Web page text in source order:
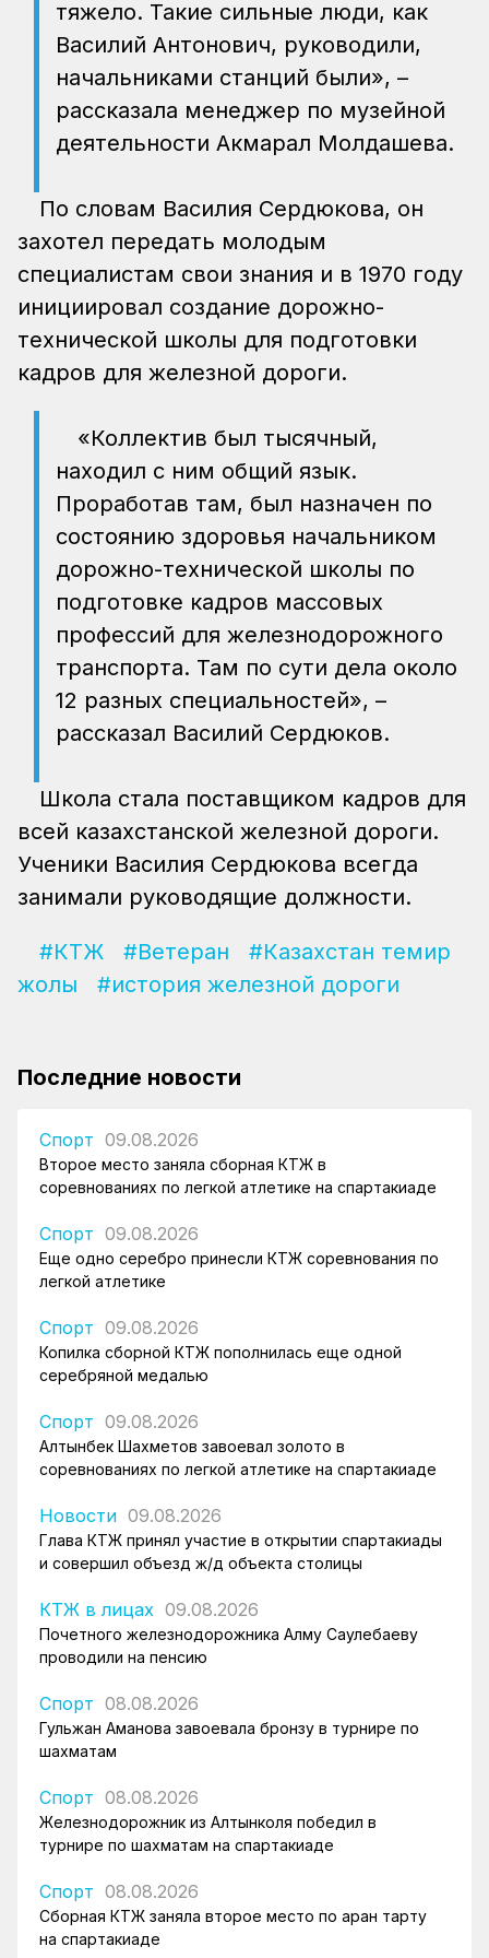
тяжело. Такие сильные люди, как
Василий Антонович, руководили,
начальниками станций были», –
рассказала менеджер по музейной
деятельности Акмарал Молдашева.
По словам Василия Сердюкова, он
захотел передать молодым
специалистам свои знания и в 1970 году
инициировал создание дорожно-
технической школы для подготовки
кадров для железной дороги.
«Коллектив был тысячный,
находил с ним общий язык.
Проработав там, был назначен по
состоянию здоровья начальником
дорожно-технической школы по
подготовке кадров массовых
профессий для железнодорожного
транспорта. Там по сути дела около
12 разных специальностей», –
рассказал Василий Сердюков.
Школа стала поставщиком кадров для
всей казахстанской железной дороги.
Ученики Василия Сердюкова всегда
занимали руководящие должности.
#КТЖ #Ветеран
#Казахстан темир
жолы
#история железной дороги
Последние новости
Спорт 09.08.2026
Второе место заняла сборная КТЖ в
соревнованиях по легкой атлетике на спартакиаде
Спорт 09.08.2026
Еще одно серебро принесли КТЖ соревнования по
легкой атлетике
Спорт 09.08.2026
Копилка сборной КТЖ пополнилась еще одной
серебряной медалью
Спорт 09.08.2026
Алтынбек Шахметов завоевал золото в
соревнованиях по легкой атлетике на спартакиаде
Новости 09.08.2026
Глава КТЖ принял участие в открытии спартакиады
и совершил объезд ж/д объекта столицы
КТЖ в лицах 09.08.2026
Почетного железнодорожника Алму Саулебаеву
проводили на пенсию
Спорт 08.08.2026
Гульжан Аманова завоевала бронзу в турнире по
шахматам
Спорт 08.08.2026
Железнодорожник из Алтынколя победил в
турнире по шахматам на спартакиаде
Спорт 08.08.2026
Сборная КТЖ заняла второе место по арқан тарту
на спартакиаде